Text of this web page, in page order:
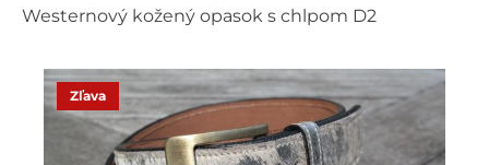
Westernový kožený opasok s chlpom D2
Zľava